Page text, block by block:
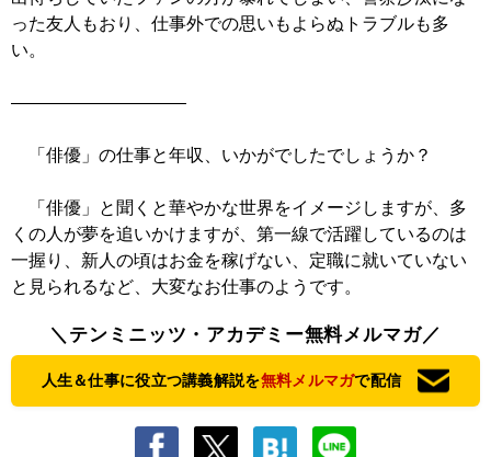
った友人もおり、仕事外での思いもよらぬトラブルも多
い。
――――――――――
「俳優」の仕事と年収、いかがでしたでしょうか？
「俳優」と聞くと華やかな世界をイメージしますが、多
くの人が夢を追いかけますが、第一線で活躍しているのは
一握り、新人の頃はお金を稼げない、定職に就いていない
と見られるなど、大変なお仕事のようです。
＼テンミニッツ・アカデミー無料メルマガ／
人生＆仕事に役立つ講義解説を無料メルマガで配信